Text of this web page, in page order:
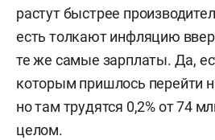
растут быстрее
есть толкают инфляцию
те же самые зарплаты. Да,
которым пришлось перейти
но там трудятся 0,2% от 74
целом.